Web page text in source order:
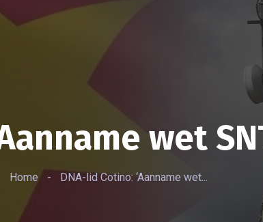
wet
Home - DNA-lid Cotino: ‘Aanname wet...